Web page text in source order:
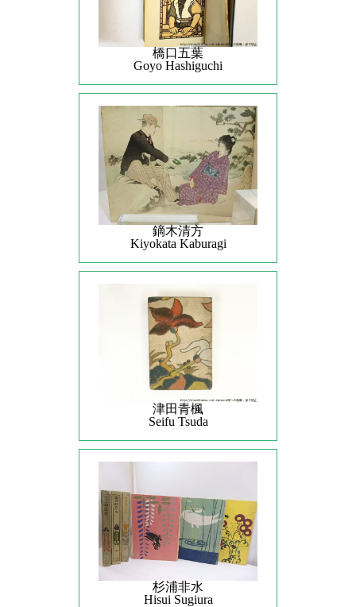
橋口五葉
Goyo Hashiguchi
鏑木清方
Kiyokata Kaburagi
津田青楓
Seifu Tsuda
杉浦非水
Hisui Sugiura